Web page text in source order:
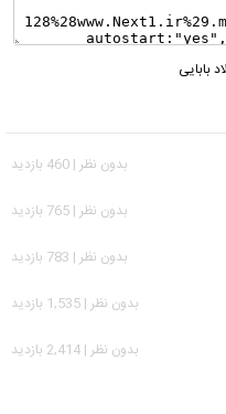
بابایی
بدون نظر | 460 بازدید
بدون نظر | 765 بازدید
بدون نظر | 783 بازدید
بدون نظر | 1,535 بازدید
بدون نظر | 2,414 بازدید